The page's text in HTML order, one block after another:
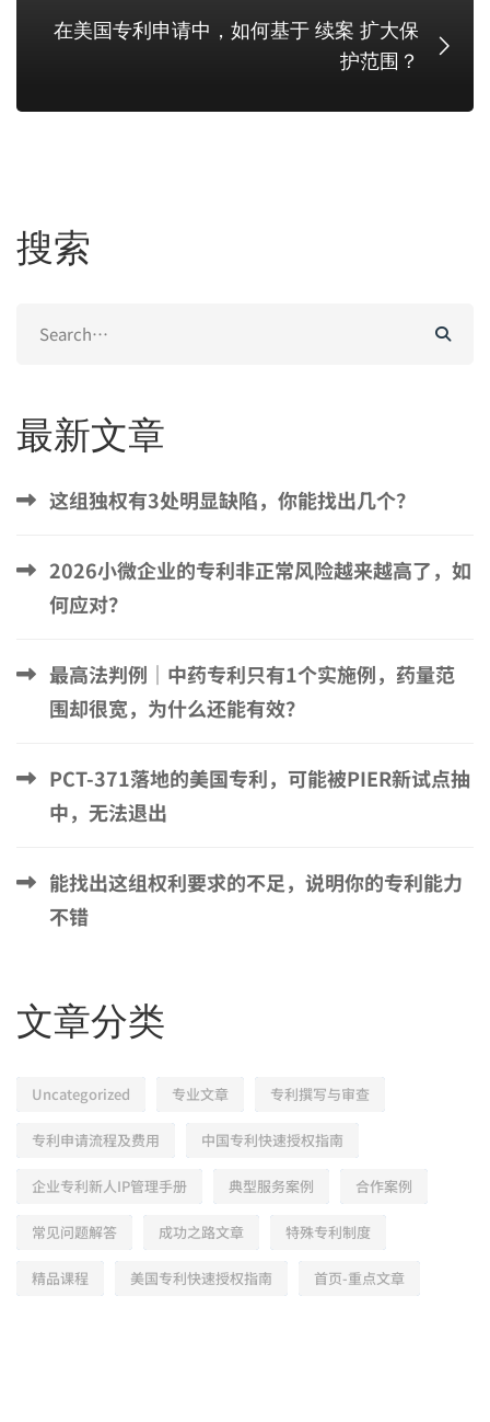
在美国专利申请中，如何基于 续案 扩大保
护范围？
搜索
for:
最新文章
这组独权有3处明显缺陷，你能找出几个？
2026小微企业的专利非正常风险越来越高了，如
何应对？
最高法判例｜中药专利只有1个实施例，药量范
围却很宽，为什么还能有效？
PCT-371落地的美国专利，可能被PIER新试点抽
中，无法退出
能找出这组权利要求的不足，说明你的专利能力
不错
文章分类
Uncategorized 专业文章 专利撰写与审查
专利申请流程及费用 中国专利快速授权指南
企业专利新人IP管理手册 典型服务案例 合作案例
常见问题解答 成功之路文章 特殊专利制度
精品课程 美国专利快速授权指南 首页-重点文章